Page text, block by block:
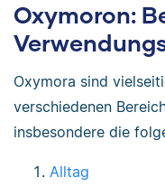
Oxymoron:
Oxymora sind
verschiedenen
insbesondere die
Alltag